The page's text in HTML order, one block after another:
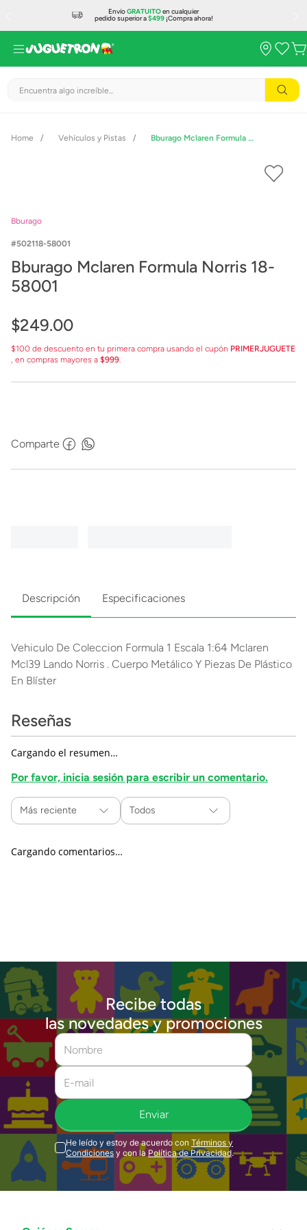
EnvíoGRATUITOen cualquier
pedido superior a$499¡Compra ahora!
Encuentra algo increíble...
Vehículos y Pistas Bburago Mclaren Formula Norris 18-58001
Bburago
502118-58001
Bburago Mclaren Formula Norris 18-
58001
$249.00
$100 de descuento en tu primera compra usando el cupón PRIMERJUGUETE
, en compras mayores a $999.
Comparte
Descripción Especificaciones
Vehiculo De Coleccion Formula 1 Escala 1:64 Mclaren
Mcl39 Lando Norris . Cuerpo Metálico Y Piezas De Plástico
En Blíster
Reseñas
Cargando el resumen…
Por favor, inicia sesión para escribir un comentario.
Más reciente Todos
Cargando comentarios…
Recibe todas
las novedades y promociones
Enviar
He leído y estoy de acuerdo con Términos y
Condiciones y con la Política de Privacidad.